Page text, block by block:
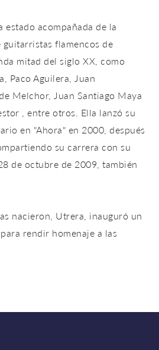
estado acompañada de la
guitarristas flamencos de
mitad del siglo XX, como
Paco Aguilera, Juan
Melchor, Juan Santiago Maya
, entre otros. Ella lanzó su
en "Ahora" en 2000, después
su carrera con su
de octubre de 2009, también
nacieron, Utrera, inauguró un
rendir homenaje a las